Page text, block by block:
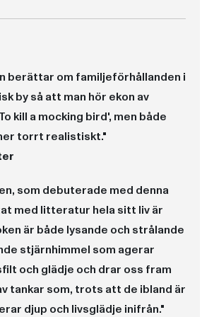
berättar om familjeförhållanden i
by så att man hör ekon av
kill a mocking bird', men både
torrt realistiskt."
som debuterade med denna
med litteratur hela sitt liv är
är både lysande och strålande
stjärnhimmel som agerar
och glädje och drar oss fram
tankar som, trots att de ibland är
djup och livsglädje inifrån."